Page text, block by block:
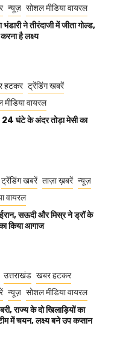
न्यूज़ सोशल मीडिया वायरल
ने तीरंदाजी में जीता गोल्ड,
है लक्ष्य
हटकर ट्रेंडिंग खबरें
मीडिया वायरल
24 घंटे के अंदर तोड़ा मेसी का
ट्रेंडिंग खबरें ताज़ा ख़बरें न्यूज़
वायरल
सऊदी और मिस्र ने ड्रॉ के
किया आगाज
उत्तराखंड खबर हटकर
न्यूज़ सोशल मीडिया वायरल
राज्य के दो खिलाड़ियों का
में चयन, लक्ष्य बने उप कप्तान